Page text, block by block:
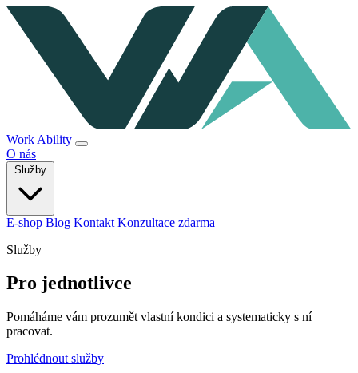
Work Ability
O nás
Služby
E-shop Blog Kontakt Konzultace zdarma
Služby
Pro jednotlivce
Pomáháme vám prozumět vlastní kondici a systematicky s ní
pracovat.
Prohlédnout služby